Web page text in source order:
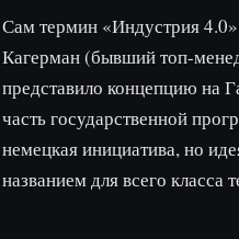
Сам термин «Индустрия
Кагерман (бывший топ-
представило концепцию на
часть государственной
немецкая инициатива, но
названием для всего класса